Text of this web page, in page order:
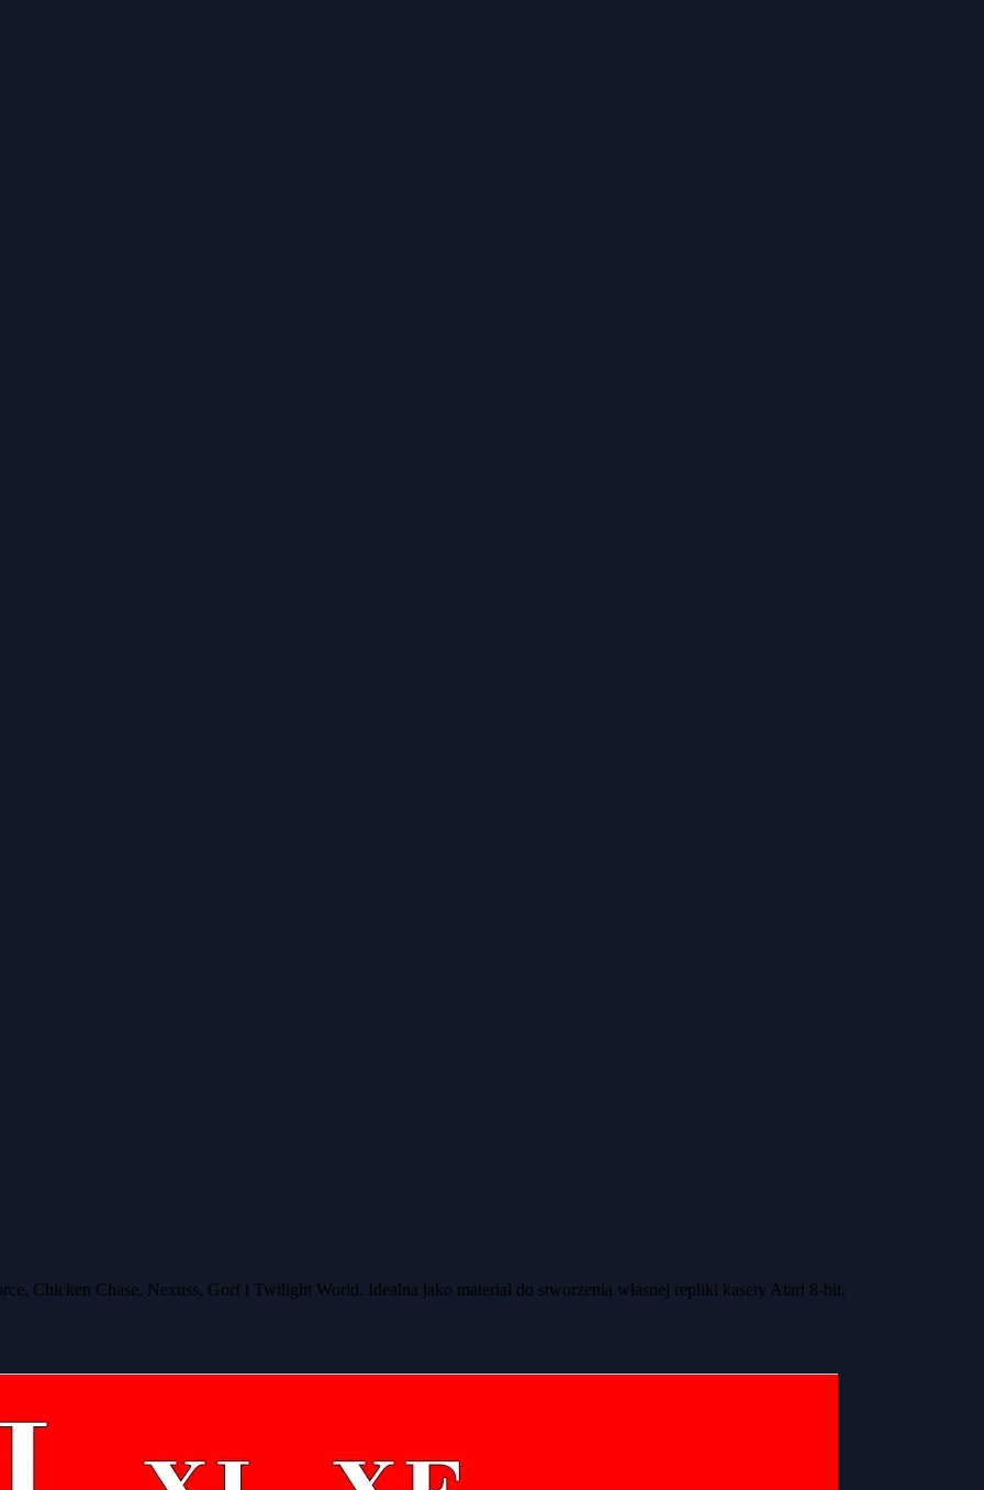
Chicken Chase, Nexuss, Gorf i Twilight World. Idealna jako materiał do stworzenia własnej repliki kasety Atari 8-bit.